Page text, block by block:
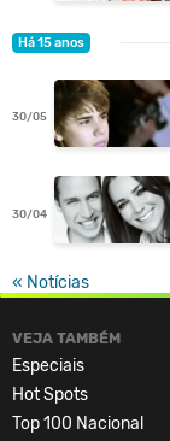
Há 15 anos
30/05
30/04
« Notícias
VEJA TAMBÉM
Especiais
Hot Spots
Top 100 Nacional